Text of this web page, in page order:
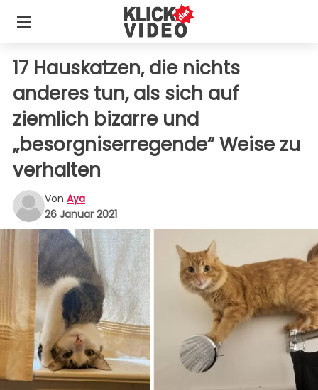
17 Hauskatzen, die nichts
anderes tun, als sich auf
ziemlich bizarre und
„besorgniserregende“ Weise zu
verhalten
Von Aya
26 Januar 2021